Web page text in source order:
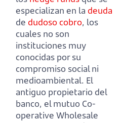
especializan en la deuda
de dudoso cobro, los
cuales no son
instituciones muy
conocidas por su
compromiso social ni
medioambiental. El
antiguo propietario del
banco, el mutuo Co-
operative Wholesale